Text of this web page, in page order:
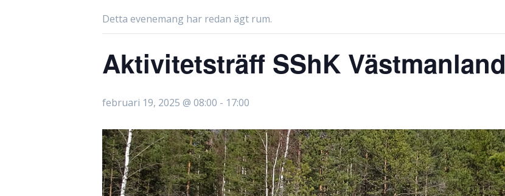
Detta evenemang har redan ägt rum.
Aktivitetsträff SShK Västmanland
februari 19, 2025 @ 08:00 - 17:00